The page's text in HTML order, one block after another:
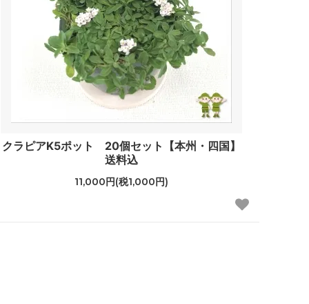
クラピアK5ポット 20個セット【本州・四国】
送料込
11,000円(税1,000円)